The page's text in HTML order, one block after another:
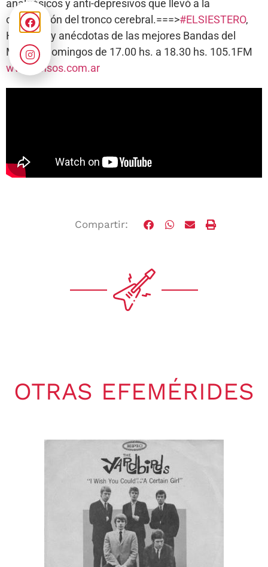
analgésicos y anti-depresivos que llevó a la
compresión del tronco cerebral.===>#ELSIESTERO,
Historias y anécdotas de las mejores Bandas del
Mundo, Domingos de 17.00 hs. a 18.30 hs. 105.1FM
www.fmsos.com.ar
Compartir:
OTRAS EFEMÉRIDES